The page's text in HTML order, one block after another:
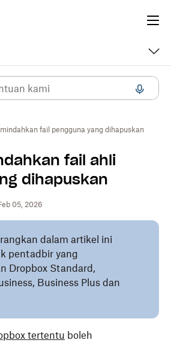
fail pengguna yang dihapuskan
fail ahli
dihapuskan
05, 2026
dalam artikel ini
pentadbir yang
Dropbox Standard,
Business Plus dan
tertentu boleh